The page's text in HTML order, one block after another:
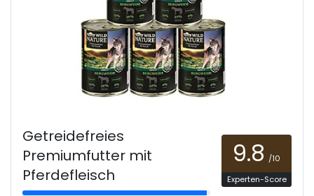
Getreidefreies
Premiumfutter mit
Pferdefleisch
9.8 /10
Experten-Score